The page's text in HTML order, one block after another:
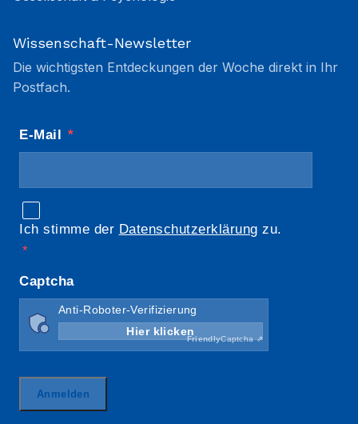
Wissenschaft-Newsletter
Die wichtigsten Entdeckungen der Woche direkt in Ihr
Postfach.